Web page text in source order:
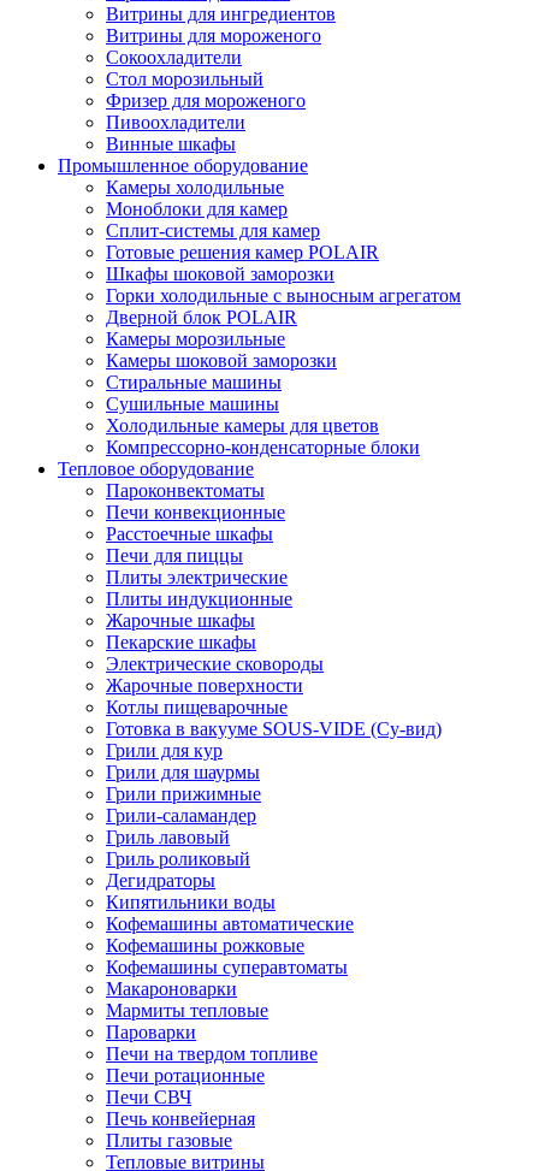
Витрины для ингредиентов
Витрины для мороженого
Сокоохладители
Стол морозильный
Фризер для мороженого
Пивоохладители
Винные шкафы
Промышленное оборудование
Камеры холодильные
Моноблоки для камер
Сплит-системы для камер
Готовые решения камер POLAIR
Шкафы шоковой заморозки
Горки холодильные с выносным агрегатом
Дверной блок POLAIR
Камеры морозильные
Камеры шоковой заморозки
Стиральные машины
Сушильные машины
Холодильные камеры для цветов
Компрессорно-конденсаторные блоки
Тепловое оборудование
Пароконвектоматы
Печи конвекционные
Расстоечные шкафы
Печи для пиццы
Плиты электрические
Плиты индукционные
Жарочные шкафы
Пекарские шкафы
Электрические сковороды
Жарочные поверхности
Котлы пищеварочные
Готовка в вакууме SOUS-VIDE (Су-вид)
Грили для кур
Грили для шаурмы
Грили прижимные
Грили-саламандер
Гриль лавовый
Гриль роликовый
Дегидраторы
Кипятильники воды
Кофемашины автоматические
Кофемашины рожковые
Кофемашины суперавтоматы
Макароноварки
Мармиты тепловые
Пароварки
Печи на твердом топливе
Печи ротационные
Печи СВЧ
Печь конвейерная
Плиты газовые
Тепловые витрины